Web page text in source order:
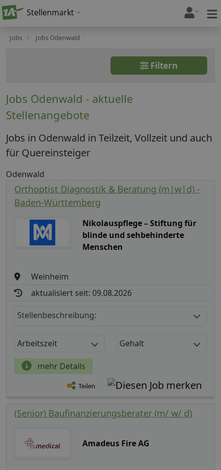
Stellenmarkt
Jobs Jobs Odenwald
Filtern
Jobs Odenwald - aktuelle
Stellenangebote
Jobs in Odenwald in Teilzeit, Vollzeit und auch
für Quereinsteiger
Odenwald
Orthoptist Diagnostik & Beratung (m|w|d) -
Baden-Württemberg
Nikolauspflege – Stiftung für
blinde und sehbehinderte
Menschen
Weinheim
aktualisiert seit: 09.08.2026
Stellenbeschreibung:
Arbeitszeit Gehalt
mehr Details
Teilen
(Senior) Baufinanzierungsberater (m/ w/ d)
Amadeus Fire AG